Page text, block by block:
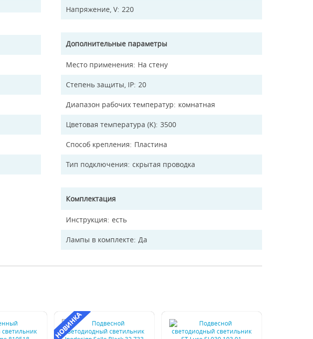
Напряжение, V 220
Дополнительные параметры
Место применения На стену
Степень защиты, IP 20
Диапазон рабочих температур комнатная
Цветовая температура (K) 3500
Способ крепления Пластина
Тип подключения скрытая проводка
Комплектация
Инструкция есть
Лампы в комплекте Да